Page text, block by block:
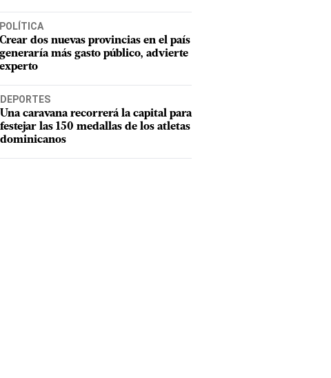
POLÍTICA
Crear dos nuevas provincias en el país
generaría más gasto público, advierte
experto
DEPORTES
Una caravana recorrerá la capital para
festejar las 150 medallas de los atletas
dominicanos